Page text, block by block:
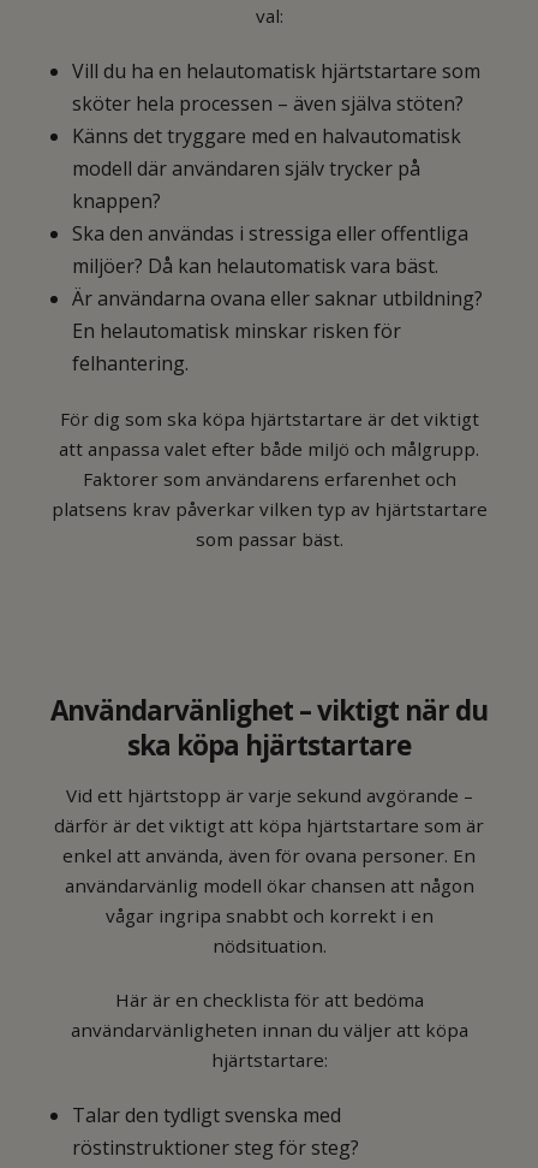
val:
Vill du ha en helautomatisk hjärtstartare som
sköter hela processen – även själva stöten?
Känns det tryggare med en halvautomatisk
modell där användaren själv trycker på
knappen?
Ska den användas i stressiga eller offentliga
miljöer? Då kan helautomatisk vara bäst.
Är användarna ovana eller saknar utbildning?
En helautomatisk minskar risken för
felhantering.
För dig som ska köpa hjärtstartare är det viktigt
att anpassa valet efter både miljö och målgrupp.
Faktorer som användarens erfarenhet och
platsens krav påverkar vilken typ av hjärtstartare
som passar bäst.
Användarvänlighet – viktigt när du
ska köpa hjärtstartare
Vid ett hjärtstopp är varje sekund avgörande –
därför är det viktigt att köpa hjärtstartare som är
enkel att använda, även för ovana personer. En
användarvänlig modell ökar chansen att någon
vågar ingripa snabbt och korrekt i en
nödsituation.
Här är en checklista för att bedöma
användarvänligheten innan du väljer att köpa
hjärtstartare:
Talar den tydligt svenska med
röstinstruktioner steg för steg?